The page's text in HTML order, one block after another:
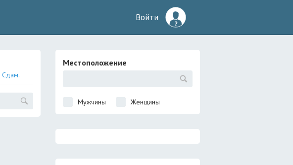
Войти
Сдам.
Местоположение
Мужчины Женщины